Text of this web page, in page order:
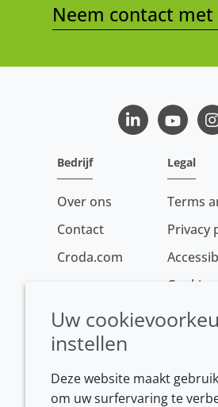
Neem contact met
LinkedIn
Bedrijf
Over ons
Contact
Croda.com
Legal
Terms
Privacy
Cookie
Uw
instellen
Deze website maakt
om uw surfervaring te